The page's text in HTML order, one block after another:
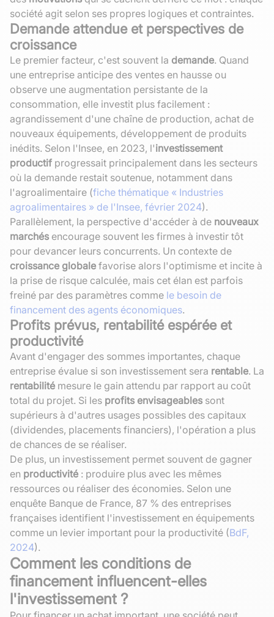
société agit selon ses propres logiques et contraintes.
Demande attendue et perspectives de
croissance
Le premier facteur, c'est souvent la demande. Quand
une entreprise anticipe des ventes en hausse ou
observe une augmentation persistante de la
consommation, elle investit plus facilement :
agrandissement d'une chaîne de production, achat de
nouveaux équipements, développement de produits
inédits. Selon l'Insee, en 2023, l'investissement
productif progressait principalement dans les secteurs
où la demande restait soutenue, notamment dans
l'agroalimentaire (fiche thématique « Industries
agroalimentaires » de l'Insee, février 2024).
Parallèlement, la perspective d'accéder à de nouveaux
marchés encourage souvent les firmes à investir tôt
pour devancer leurs concurrents. Un contexte de
croissance globale favorise alors l'optimisme et incite à
la prise de risque calculée, mais cet élan est parfois
freiné par des paramètres comme le besoin de
financement des agents économiques.
Profits prévus, rentabilité espérée et
productivité
Avant d'engager des sommes importantes, chaque
entreprise évalue si son investissement sera rentable. La
rentabilité mesure le gain attendu par rapport au coût
total du projet. Si les profits envisageables sont
supérieurs à d'autres usages possibles des capitaux
(dividendes, placements financiers), l'opération a plus
de chances de se réaliser.
De plus, un investissement permet souvent de gagner
en productivité : produire plus avec les mêmes
ressources ou réaliser des économies. Selon une
enquête Banque de France, 87 % des entreprises
françaises identifient l'investissement en équipements
comme un levier important pour la productivité (BdF,
2024).
Comment les conditions de
financement influencent-elles
l'investissement ?